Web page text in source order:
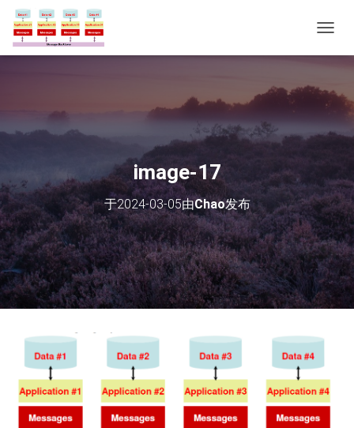
换
image-17
于2024-03-05由Chao发布